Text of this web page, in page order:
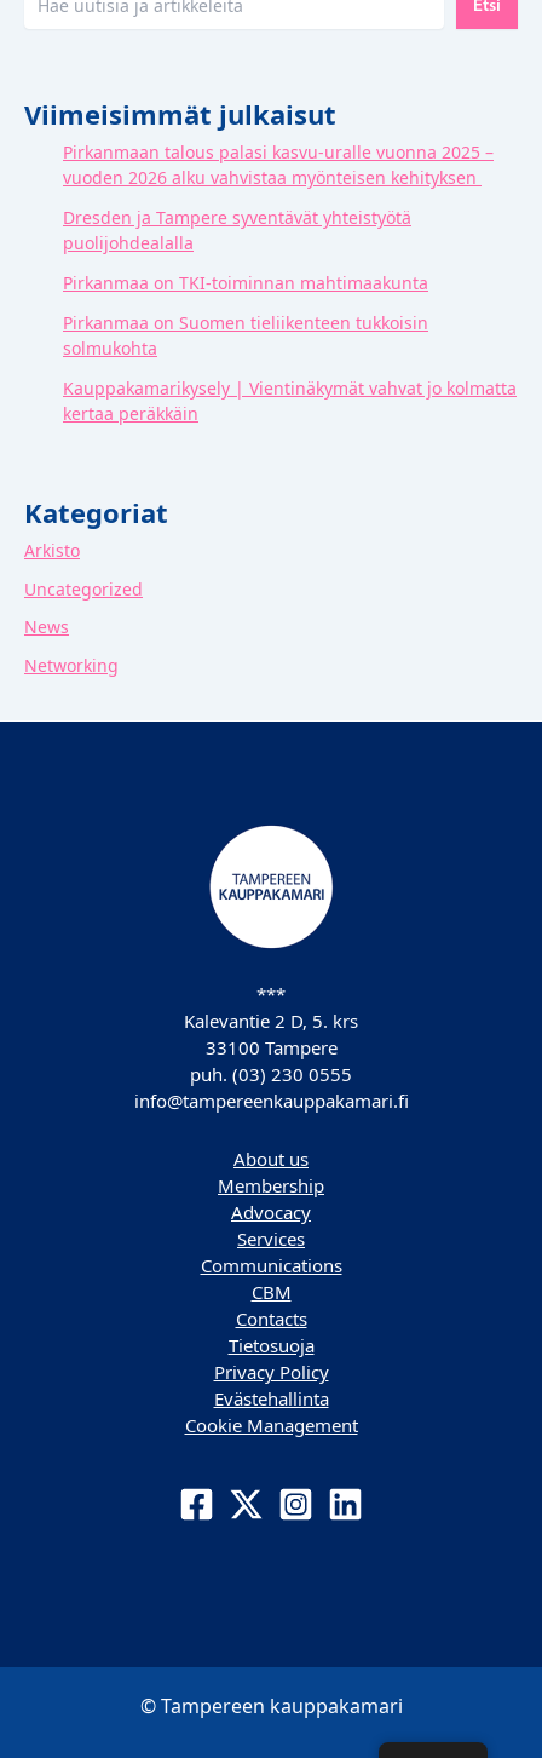
Etsi
Viimeisimmät julkaisut
Pirkanmaan talous palasi kasvu-uralle vuonna 2025 –
vuoden 2026 alku vahvistaa myönteisen kehityksen
Dresden ja Tampere syventävät yhteistyötä
puolijohdealalla
Pirkanmaa on TKI-toiminnan mahtimaakunta
Pirkanmaa on Suomen tieliikenteen tukkoisin
solmukohta
Kauppakamarikysely | Vientinäkymät vahvat jo kolmatta
kertaa peräkkäin
Kategoriat
Arkisto
Uncategorized
News
Networking
***
Kalevantie 2 D, 5. krs
33100 Tampere
puh. (03) 230 0555
info@tampereenkauppakamari.fi
About us
Membership
Advocacy
Services
Communications
CBM
Contacts
Tietosuoja
Privacy Policy
Evästehallinta
Cookie Management
© Tampereen kauppakamari